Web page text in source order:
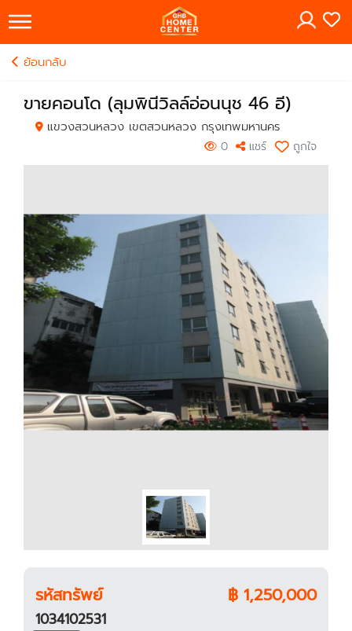
×
ย้อนกลับ
ขายคอนโด (ลุมพินีวิลล์อ่อนนุช 46 อี)
แขวงสวนหลวง เขตสวนหลวง กรุงเทพมหานคร
0 แชร์ ถูกใจ
รหัสทรัพย์
1034102531
฿ 1,250,000